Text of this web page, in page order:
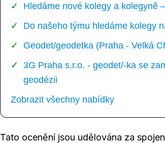
Hledáme nové kolegy a kolegyně
Do našeho týmu hledáme kolegy
Geodet/geodetka (Praha - Velká
3G Praha s.r.o. - geodet/-ka se
geodézii
Zobrazit všechny nabídky
Tato ocenění jsou udělována za